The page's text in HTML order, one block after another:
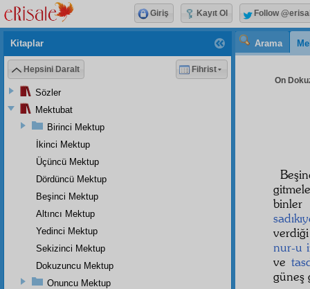
Arama
On
verdiği
nur-u
ve
güneş
Kitaplar
Hepsini Daralt Fihrist
Sözler
Mektubat
Birinci Mektup
İkinci Mektup
Üçüncü Mektup
Dördüncü Mektup
Beşinci Mektup
Altıncı Mektup
Yedinci Mektup
Sekizinci Mektup
Dokuzuncu Mektup
Onuncu Mektup
Giriş Kayıt Ol Follow